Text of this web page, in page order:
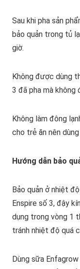
Sau khi pha sản
bảo quản trong tủ
giờ.
Không được dùng
3 đã pha mà không
Không làm đông
cho trẻ ăn nên
Hướng dẫn bảo
Bảo quản ở nhiệt
Enspire số 3, đậy
dụng trong vòng 1
tránh nhiệt độ quá
Dùng sữa